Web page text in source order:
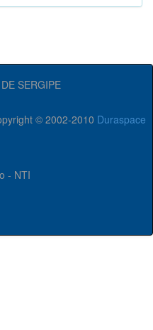
SERGIPE
© 2002-2010 Duraspace
- NTI